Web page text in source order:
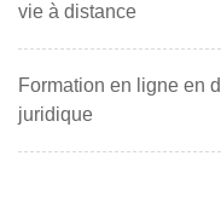
vie à distance
Formation en ligne en
juridique